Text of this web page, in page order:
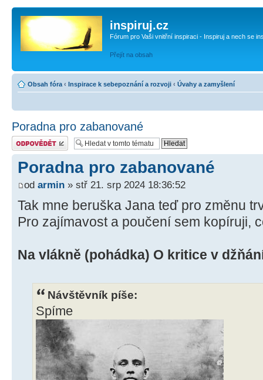
inspiruj.cz
Fórum pro Vaši vnitřní inspiraci - Inspiruj a nech se
Přejít na obsah
Obsah fóra ‹ Inspirace k sebepoznání a rozvoji ‹ Úvahy a zamyšlení
Poradna pro zabanované
Odeslat odpověď
Poradna pro zabanované
od armin » stř 21. srp 2024 18:36:52
Tak mne beruška Jana teď pro změnu
Pro zajímavost a poučení sem kopíruji,
Na vlákně (pohádka) O kritice v
Návštěvník píše:
Spíme